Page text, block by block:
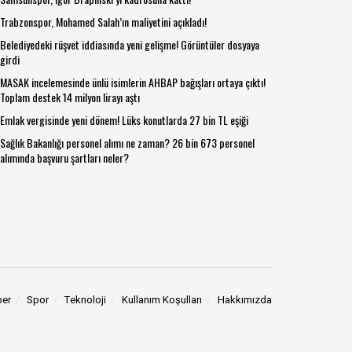
Trabzonspor, Mohamed Salah’ın maliyetini açıkladı!
Belediyedeki rüşvet iddiasında yeni gelişme! Görüntüler dosyaya
girdi
MASAK incelemesinde ünlü isimlerin AHBAP bağışları ortaya çıktı!
Toplam destek 14 milyon lirayı aştı
Emlak vergisinde yeni dönem! Lüks konutlarda 27 bin TL eşiği
Sağlık Bakanlığı personel alımı ne zaman? 26 bin 673 personel
alımında başvuru şartları neler?
Spor Teknoloji Kullanım Koşulları Hakkımızda